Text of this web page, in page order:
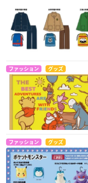
ファッション グッズ
ファッション グッズ